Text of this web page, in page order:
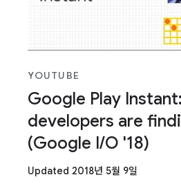
YOUTUBE
Google Play
developers are
(Google I/O '18)
Updated 2018년 5월 9일